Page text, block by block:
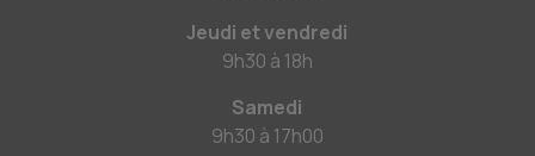
Jeudi et vendredi
9h30 à 18h
Samedi
9h30 à 17h00